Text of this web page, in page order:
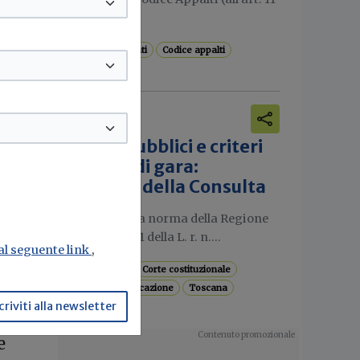
è
di
dell’Allegato...
Stazioni appaltanti Codice appalti
Normativa
Appalti pubblici e criteri
premiali di gara:
sentenza della Consulta
Illegittima una norma della Regione
Toscana (art. 1 della L. r. n....
Corte costituzionale
Criteri di aggiudicazione
Toscana
seguente link ,
alla newsletter